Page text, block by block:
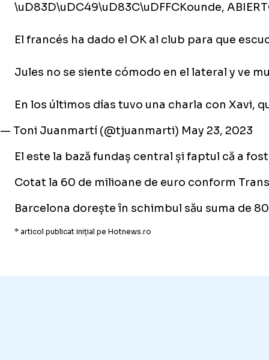
\uD83D\uDC49\uD83C\uDFFCKounde,
El francés ha dado el OK al club para que
Jules no se siente cómodo en el lateral y ve
En los últimos días tuvo una charla con Xavi,
— Toni Juanmartí (@tjuanmarti) May 23, 2023
El este la bază fundaș central și faptul că a
Cotat la 60 de milioane de euro conform
Barcelona dorește în schimbul său suma de
* articol publicat inițial pe Hotnews.ro